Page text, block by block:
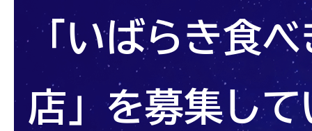
「いばらき食べ
店」を募集し